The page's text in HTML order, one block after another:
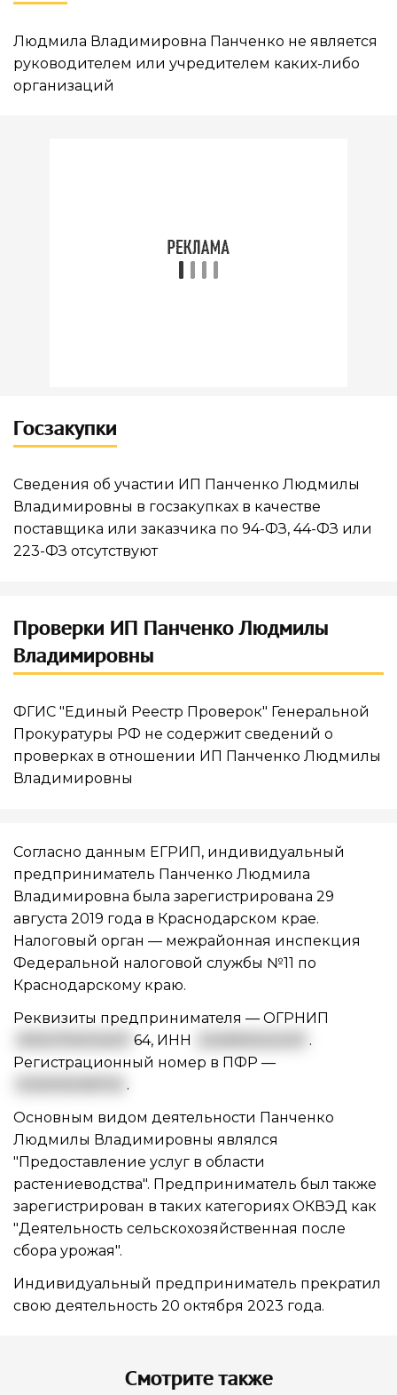
Людмила Владимировна Панченко не является
руководителем или учредителем каких-либо
организаций
Госзакупки
Сведения об участии ИП Панченко Людмилы
Владимировны в госзакупках в качестве
поставщика или заказчика по 94-ФЗ, 44-ФЗ или
223-ФЗ отсутствуют
Проверки ИП Панченко Людмилы
Владимировны
ФГИС "Единый Реестр Проверок" Генеральной
Прокуратуры РФ не содержит сведений о
проверках в отношении ИП Панченко Людмилы
Владимировны
Согласно данным ЕГРИП, индивидуальный
предприниматель Панченко Людмила
Владимировна была зарегистрирована 29
августа 2019 года в Краснодарском крае.
Налоговый орган — межрайонная инспекция
Федеральной налоговой службы №11 по
Краснодарскому краю.
Реквизиты предпринимателя — ОГРНИП
64, ИНН
.
Регистрационный номер в ПФР —
.
Основным видом деятельности Панченко
Людмилы Владимировны являлся
"Предоставление услуг в области
растениеводства". Предприниматель был также
зарегистрирован в таких категориях ОКВЭД как
"Деятельность сельскохозяйственная после
сбора урожая".
Индивидуальный предприниматель прекратил
свою деятельность 20 октября 2023 года.
Смотрите также